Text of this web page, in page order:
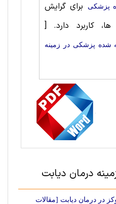
پزشکی
برای گرایش
کاربرد دارد. [
شده پزشکی در زمینه
درمان دیابت
در درمان دیابت [مقالات